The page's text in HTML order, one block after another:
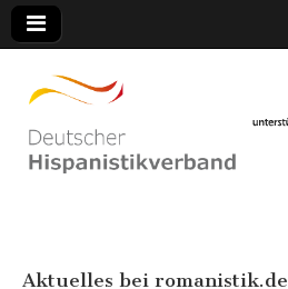
Deutscher
Aktuelles bei romanistik.de